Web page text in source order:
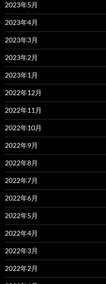
2023年5月
2023年4月
2023年3月
2023年2月
2023年1月
2022年12月
2022年11月
2022年10月
2022年9月
2022年8月
2022年7月
2022年6月
2022年5月
2022年4月
2022年3月
2022年2月